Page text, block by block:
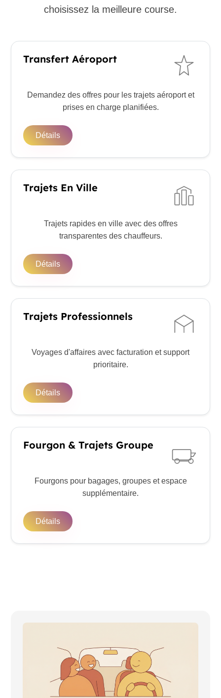
choisissez la meilleure course.
Transfert Aéroport
Demandez des offres pour les trajets aéroport et
prises en charge planifiées.
Détails
Trajets En Ville
Trajets rapides en ville avec des offres
transparentes des chauffeurs.
Détails
Trajets Professionnels
Voyages d'affaires avec facturation et support
prioritaire.
Détails
Fourgon & Trajets Groupe
Fourgons pour bagages, groupes et espace
supplémentaire.
Détails